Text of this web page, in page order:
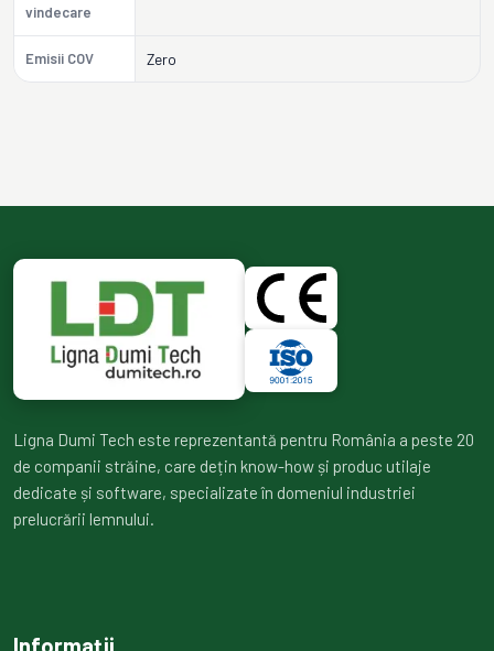
vindecare
Emisii COV Zero
Ligna Dumi Tech este reprezentantă pentru România a peste 20
de companii străine, care dețin know-how și produc utilaje
dedicate și software, specializate în domeniul industriei
prelucrării lemnului.
Informații